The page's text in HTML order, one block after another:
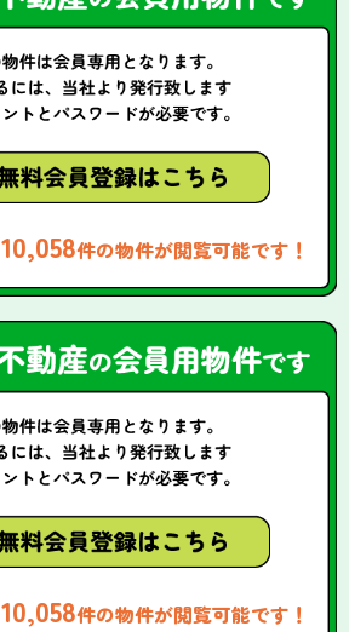
10,058件の物件が閲覧可能です！
10,058件の物件が閲覧可能です！